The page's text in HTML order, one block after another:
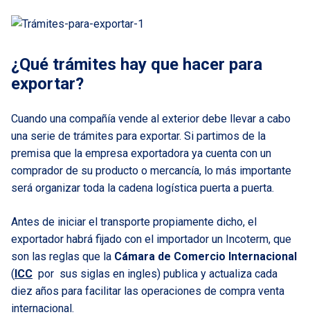
¿Qué trámites hay que hacer para
exportar?
Cuando una compañía vende al exterior debe llevar a cabo
una serie de trámites para exportar. Si partimos de la
premisa que la empresa exportadora ya cuenta con un
comprador de su producto o mercancía, lo más importante
será organizar toda la cadena logística puerta a puerta.
Antes de iniciar el transporte propiamente dicho, el
exportador habrá fijado con el importador un Incoterm, que
son las reglas que la Cámara de Comercio Internacional
(ICC por sus siglas en ingles) publica y actualiza cada
diez años para facilitar las operaciones de compra venta
internacional.